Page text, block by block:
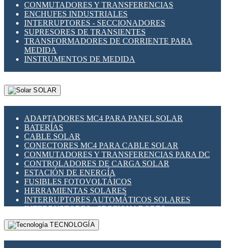
CONMUTADORES Y TRANSFERENCIAS
ENCHUFES INDUSTRIALES
INTERRUPTORES - SECCIONADORES
SUPRESORES DE TRANSIENTES
TRANSFORMADORES DE CORRIENTE PARA
MEDIDA
INSTRUMENTOS DE MEDIDA
SOLAR
ADAPTADORES MC4 PARA PANEL SOLAR
BATERÍAS
CABLE SOLAR
CONECTORES MC4 PARA CABLE SOLAR
CONMUTADORES Y TRANSFERENCIAS PARA DC
CONTROLADORES DE CARGA SOLAR
ESTACIÓN DE ENERGÍA
FUSIBLES FOTOVOLTÁICOS
HERRAMIENTAS SOLARES
INTERRUPTORES AUTOMÁTICOS SOLARES
INTERRUPTORES - SECCIONADORES
FOTOVOLTÁICOS
MONTAJE PANEL SOLAR
TECNOLOGÍA